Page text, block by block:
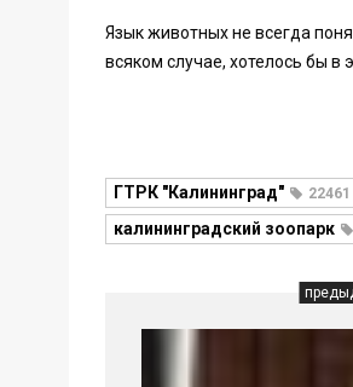
Язык животных не всегда
всяком случае, хотелось бы в
ГТРК "Калининград" 22461
калининградский зоопарк